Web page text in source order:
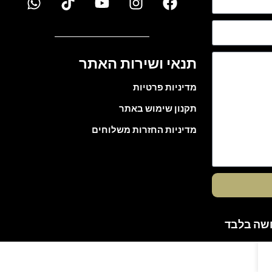
תנאי ושירות האתר
מדיניות פרטיות
תקנון שימוש באתר
מדיניות החזרות משלוחים